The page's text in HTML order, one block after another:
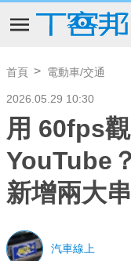
首頁 電動車/交通
2026.05.29 10:30
用 60fps
YouTube
新增兩大
汽車線上